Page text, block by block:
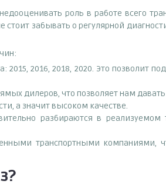
роль в работе всего
забывать о регулярной
2016, 2018, 2020. Это позволит
дилеров, что позволяет нам
а значит высоком качестве.
разбираются в реализуемом
транспортными компаниями,